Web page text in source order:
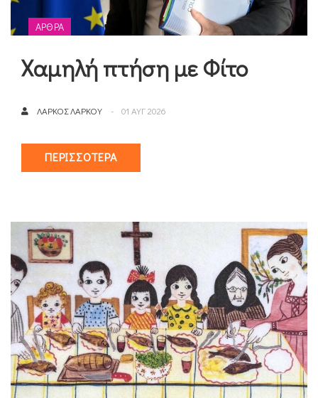
ΆΡΘΡΑ
Χαμηλή πτήση με Φίτο
ΛΆΡΚΟΣ ΛΆΡΚΟΥ 01 ΑΥΓ 2026
ΠΕΡΙΣΣΌΤΕΡΑ